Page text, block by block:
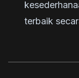
terbaik